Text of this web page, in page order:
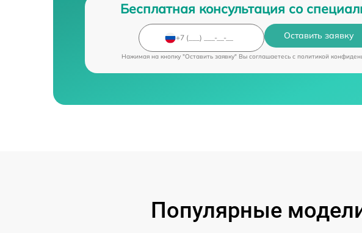
Бесплатная консультация со
Оставить заявку
Нажимая на кнопку "Оставить заявку" Вы соглашаетесь c политикой
Популярные